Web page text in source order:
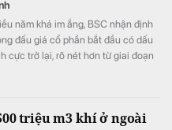
năm khá im ắng, BSC nhận định
đấu giá cổ phần bắt đầu có dấu
cực trở lại, rõ nét hơn từ giai đoạn
triệu m3 khí ở ngoài